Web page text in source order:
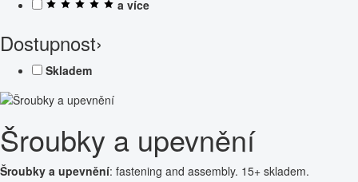
a více
Dostupnost›
Skladem
Šroubky a upevnění
Šroubky a upevnění: fastening and assembly. 15+ skladem.